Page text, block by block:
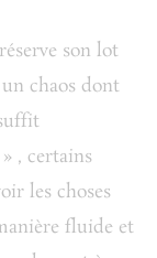
son lot
chaos dont
, certains
les choses
fluide et